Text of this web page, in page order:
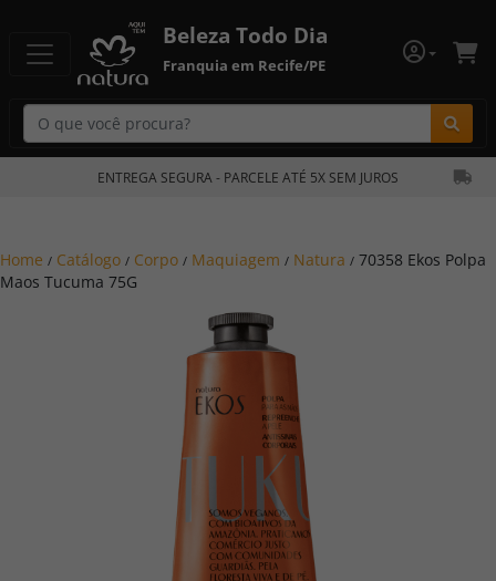
Beleza Todo Dia
Franquia em Recife/PE
ENTREGA SEGURA - PARCELE ATÉ 5X SEM JUROS
Home / Catálogo / Corpo / Maquiagem / Natura / 70358 Ekos Polpa
Maos Tucuma 75G